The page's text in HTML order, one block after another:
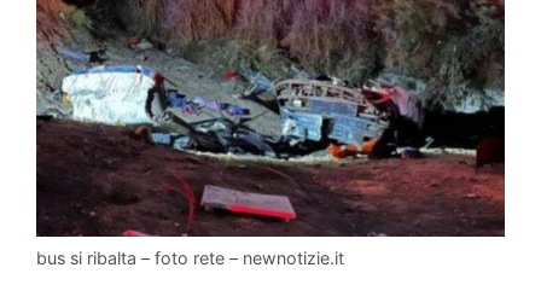
bus si ribalta – foto rete – newnotizie.it